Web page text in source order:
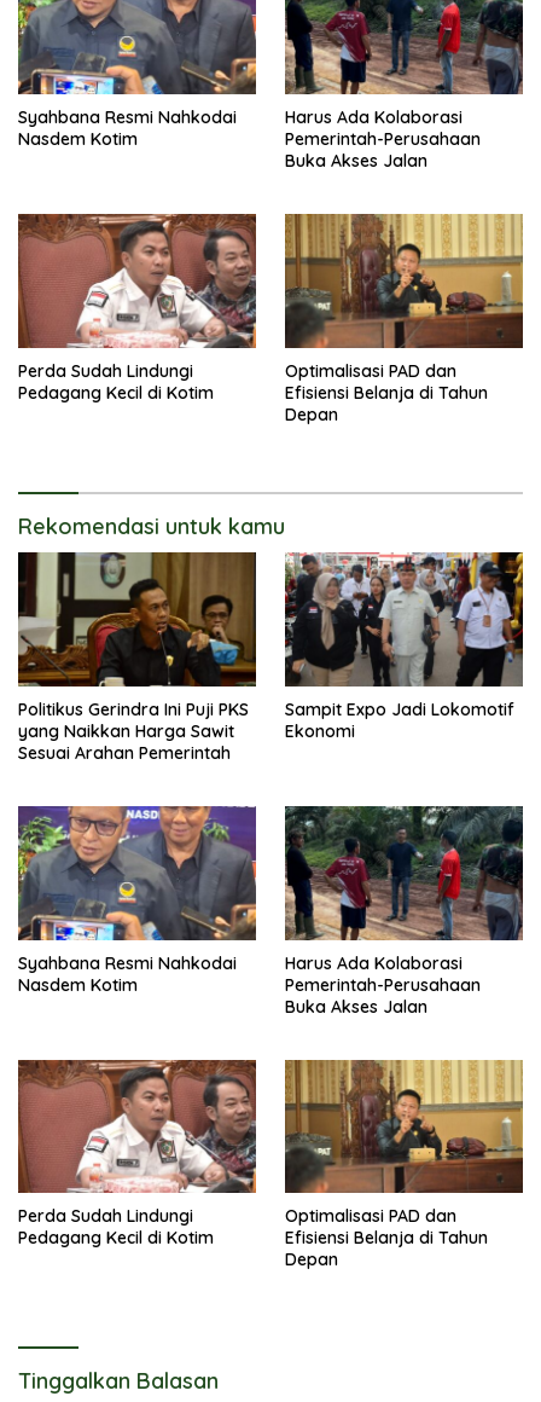
Syahbana Resmi Nahkodai
Nasdem Kotim
Harus Ada Kolaborasi
Pemerintah-Perusahaan
Buka Akses Jalan
Perda Sudah Lindungi
Pedagang Kecil di Kotim
Optimalisasi PAD dan
Efisiensi Belanja di Tahun
Depan
Rekomendasi untuk kamu
Politikus Gerindra Ini Puji PKS
yang Naikkan Harga Sawit
Sesuai Arahan Pemerintah
Sampit Expo Jadi Lokomotif
Ekonomi
Syahbana Resmi Nahkodai
Nasdem Kotim
Harus Ada Kolaborasi
Pemerintah-Perusahaan
Buka Akses Jalan
Perda Sudah Lindungi
Pedagang Kecil di Kotim
Optimalisasi PAD dan
Efisiensi Belanja di Tahun
Depan
Tinggalkan Balasan